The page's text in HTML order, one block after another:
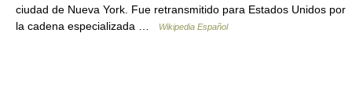
ciudad de Nueva York. Fue retransmitido para Estados Unidos por
la cadena especializada …
Wikipedia Español